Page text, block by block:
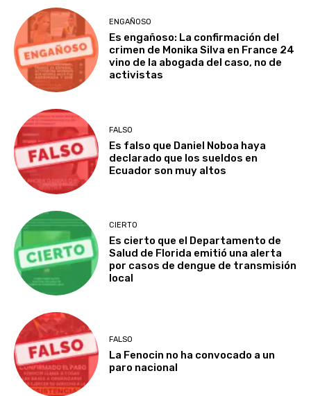
ENGAÑOSO
Es engañoso: La confirmación del
crimen de Monika Silva en France 24
vino de la abogada del caso, no de
activistas
FALSO
Es falso que Daniel Noboa haya
declarado que los sueldos en
Ecuador son muy altos
CIERTO
Es cierto que el Departamento de
Salud de Florida emitió una alerta
por casos de dengue de transmisión
local
FALSO
La Fenocin no ha convocado a un
paro nacional